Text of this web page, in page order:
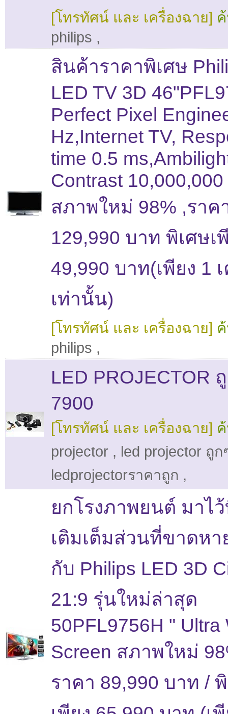
[โทรทัศน์ และ เครื่องฉาย]
philips ,
สินค้าราคาพิเศษ
LED TV 3D
Perfect Pixel
Hz,Internet TV,
time 0.5
Contrast 10,000,000
สภาพใหม่ 98% ,ราค
129,990 บาท พิเศษเ
49,990 บาท(เพียง 1
เท่านั้น)
[โทรทัศน์ และ เครื่องฉาย]
philips ,
LED PROJECTOR
7900
[โทรทัศน์ และ เครื่องฉาย]
projector , led projector ถูก
ledprojectorราคาถูก ,
ยกโรงภาพยนต์ มาไ
เติมเต็มส่วนที่ขาดหา
กับ Philips LED 3D
21:9 รุ่นใหม่ล่าสุด
50PFL9756H " Ultra
Screen สภาพใหม่
ราคา 89,990 บาท /